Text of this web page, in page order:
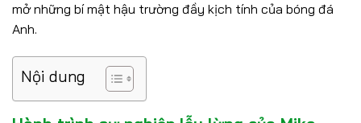
mở những bí mật hậu trường đầy kịch tính của bóng đá
Anh.
Nội dung